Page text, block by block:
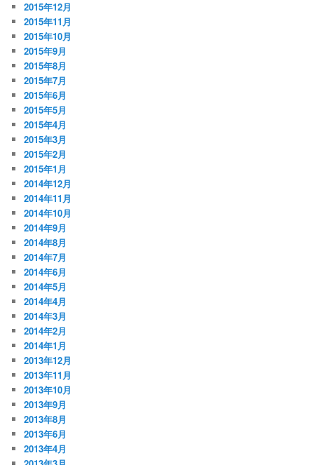
2015年12月
2015年11月
2015年10月
2015年9月
2015年8月
2015年7月
2015年6月
2015年5月
2015年4月
2015年3月
2015年2月
2015年1月
2014年12月
2014年11月
2014年10月
2014年9月
2014年8月
2014年7月
2014年6月
2014年5月
2014年4月
2014年3月
2014年2月
2014年1月
2013年12月
2013年11月
2013年10月
2013年9月
2013年8月
2013年6月
2013年4月